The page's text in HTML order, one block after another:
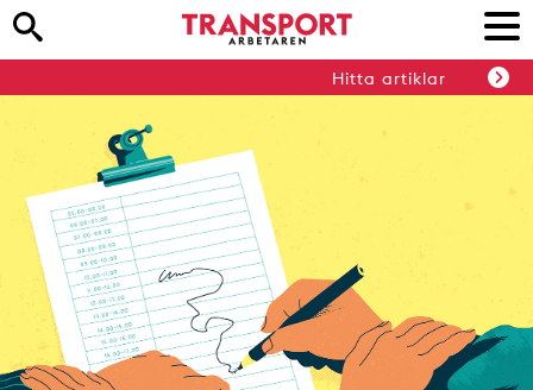
Hitta artiklar